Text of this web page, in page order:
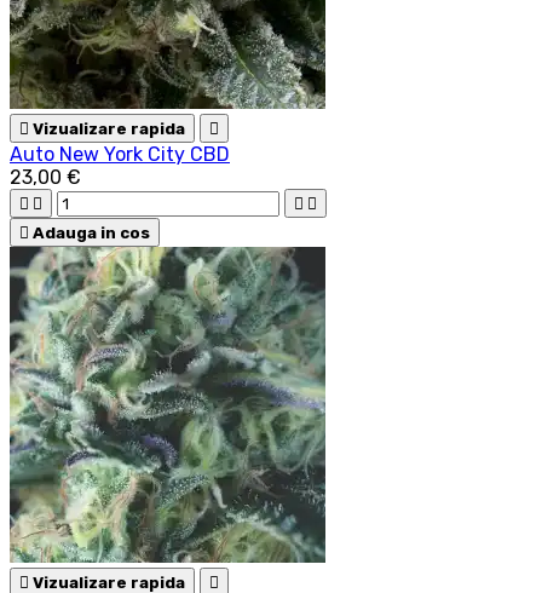
 Vizualizare rapida 
Auto New York City CBD
23,00 €
   
 Adauga in cos
 Vizualizare rapida 